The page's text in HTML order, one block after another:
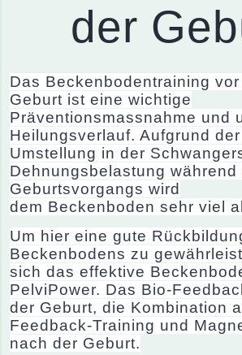
der
Das Beckenbodentraining
Geburt ist eine wichtige
Präventionsmassnahme und
Heilungsverlauf. Aufgrund
Umstellung in der
Dehnungsbelastung während
Geburtsvorgangs wird
dem Beckenboden sehr viel
Um hier eine gute
Beckenbodens zu
sich das effektive
PelviPower. Das Bio-
der Geburt, die
Feedback-Training und
nach der Geburt.